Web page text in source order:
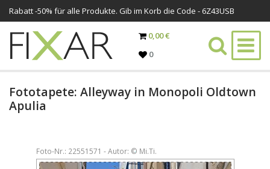
Rabatt -50% für alle Produkte. Gib im Korb die Code - 6Z43USB
0,00 €
0
Fototapete: Alleyway in Monopoli Oldtown
Apulia
Foto-Nr.: 22551571 - Autor: © Mi.Ti.